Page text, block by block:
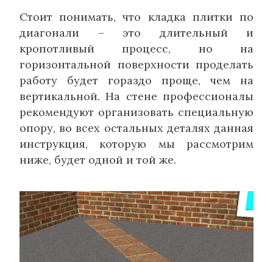
Стоит понимать, что кладка плитки по
диагонали – это длительный и
кропотливый процесс, но на
горизонтальной поверхности проделать
работу будет гораздо проще, чем на
вертикальной. На стене профессионалы
рекомендуют организовать специальную
опору, во всех остальных деталях данная
инструкция, которую мы рассмотрим
ниже, будет одной и той же.